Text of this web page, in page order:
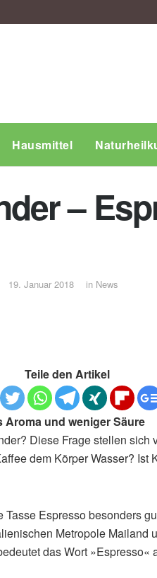
Hausmittel
–
19. Januar 2018 in News
Teile den Artikel
und weniger Säure
Diese Frage stellen sich
dem Körper Wasser? Ist
Espresso besonders
Metropole Mailand
das Wort »Espresso«